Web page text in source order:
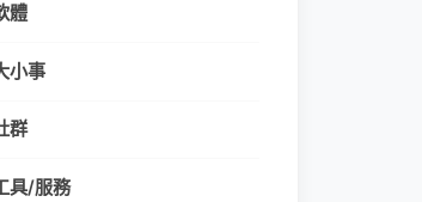
體
小事
群
具/服務